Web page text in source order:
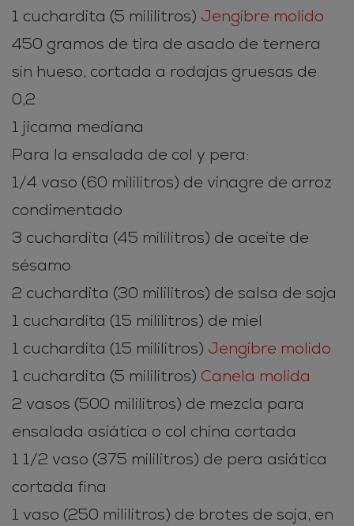
1 cuchardita (5 mililitros) Jengibre molido
450 gramos de tira de asado de ternera
sin hueso, cortada a rodajas gruesas de
0,2
1 jícama mediana
Para la ensalada de col y pera:
1/4 vaso (60 mililitros) de vinagre de arroz
condimentado
3 cuchardita (45 mililitros) de aceite de
sésamo
2 cuchardita (30 mililitros) de salsa de soja
1 cuchardita (15 mililitros) de miel
1 cuchardita (15 mililitros) Jengibre molido
1 cuchardita (5 mililitros) Canela molida
2 vasos (500 mililitros) de mezcla para
ensalada asiática o col china cortada
1 1/2 vaso (375 mililitros) de pera asiática
cortada fina
1 vaso (250 mililitros) de brotes de soja, en